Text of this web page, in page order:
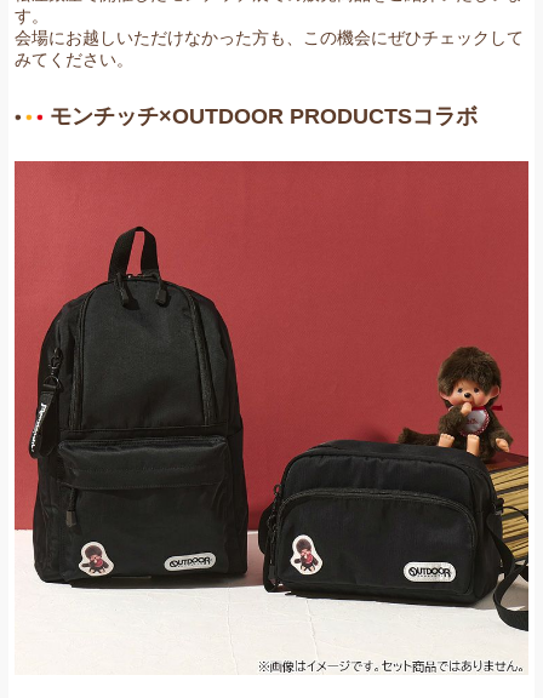
す。
会場にお越しいただけなかった方も、この機会にぜひチェックして
みてください。
モンチッチ×OUTDOOR PRODUCTSコラボ